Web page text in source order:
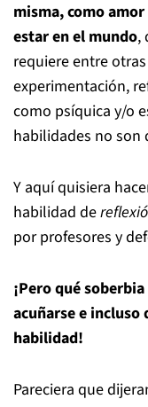
misma, como
estar en el mundo,
requiere entre
experimentación,
como psíquica y/o
habilidades no son
Y aquí quisiera
habilidad de
por profesores y
¡Pero qué
acuñarse e incluso
habilidad!
Pareciera que